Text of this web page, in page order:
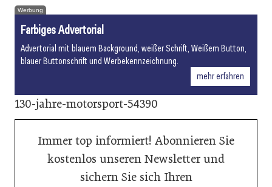
Werbung
Farbiges Advertorial
Advertorial mit blauem Background, weißer Schrift, Weißem Button,
blauer Buttonschrift und Werbekennzeichnung.
mehr erfahren
130-jahre-motorsport-54390
Immer top informiert! Abonnieren Sie
kostenlos unseren Newsletter und
sichern Sie sich Ihren